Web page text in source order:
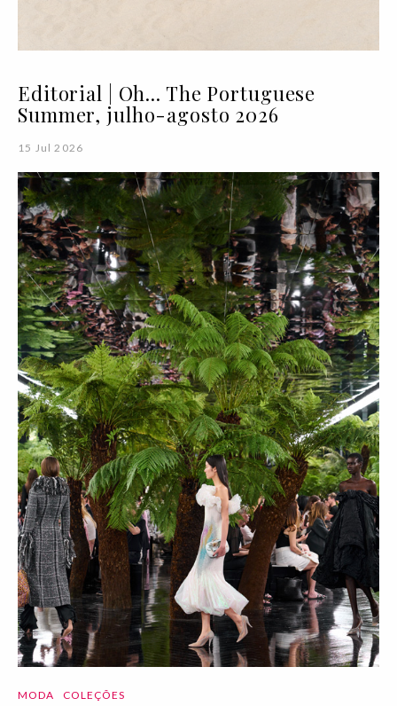
Editorial | Oh... The Portuguese
Summer, julho-agosto 2026
15 Jul 2026
MODA COLEÇÕES